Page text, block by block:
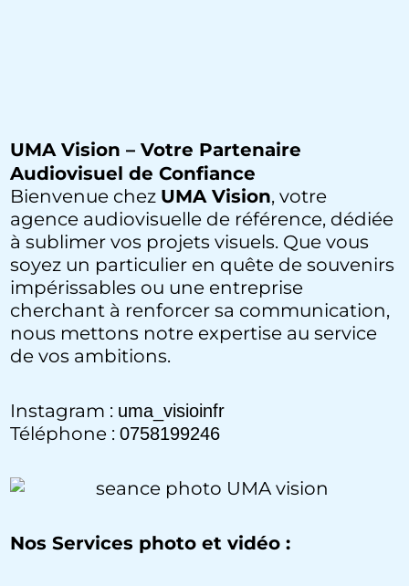
UMA Vision – Votre Partenaire
Audiovisuel de Confiance
Bienvenue chez UMA Vision, votre
agence audiovisuelle de référence, dédiée
à sublimer vos projets visuels. Que vous
soyez un particulier en quête de souvenirs
impérissables ou une entreprise
cherchant à renforcer sa communication,
nous mettons notre expertise au service
de vos ambitions.
Instagram : uma_visioinfr
Téléphone : 0758199246
Nos Services photo et vidéo :